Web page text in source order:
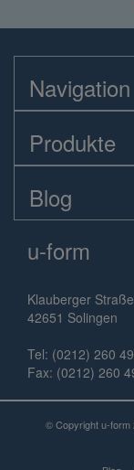
Navigation
Produkte
Blog
u-form
Klauberger
42651 Solingen
Tel: (0212) 260
Fax: (0212) 260
© Copyright u-form